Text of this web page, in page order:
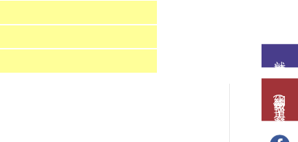
網路報名(填表)系統